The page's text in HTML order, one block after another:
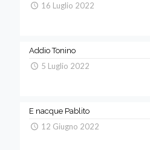
16 Luglio 2022
Addio Tonino
5 Luglio 2022
E nacque Pablito
12 Giugno 2022